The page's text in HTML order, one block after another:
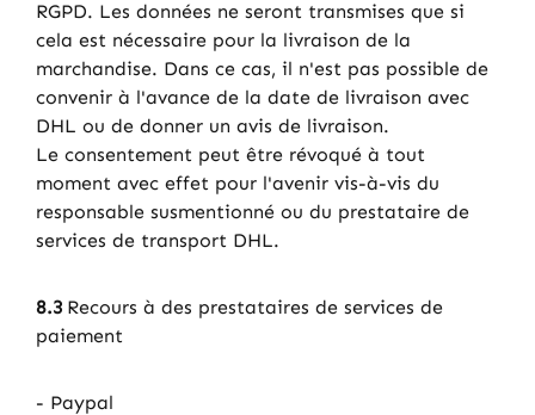
RGPD. Les données ne seront transmises que si
cela est nécessaire pour la livraison de la
marchandise. Dans ce cas, il n'est pas possible de
convenir à l'avance de la date de livraison avec
DHL ou de donner un avis de livraison.
Le consentement peut être révoqué à tout
moment avec effet pour l'avenir vis-à-vis du
responsable susmentionné ou du prestataire de
services de transport DHL.
8.3 Recours à des prestataires de services de
paiement
- Paypal